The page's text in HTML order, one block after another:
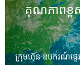
គុណភាពខ្ព
ក្រុមហ៊ុន ឧបករណ៍ផ្ទ